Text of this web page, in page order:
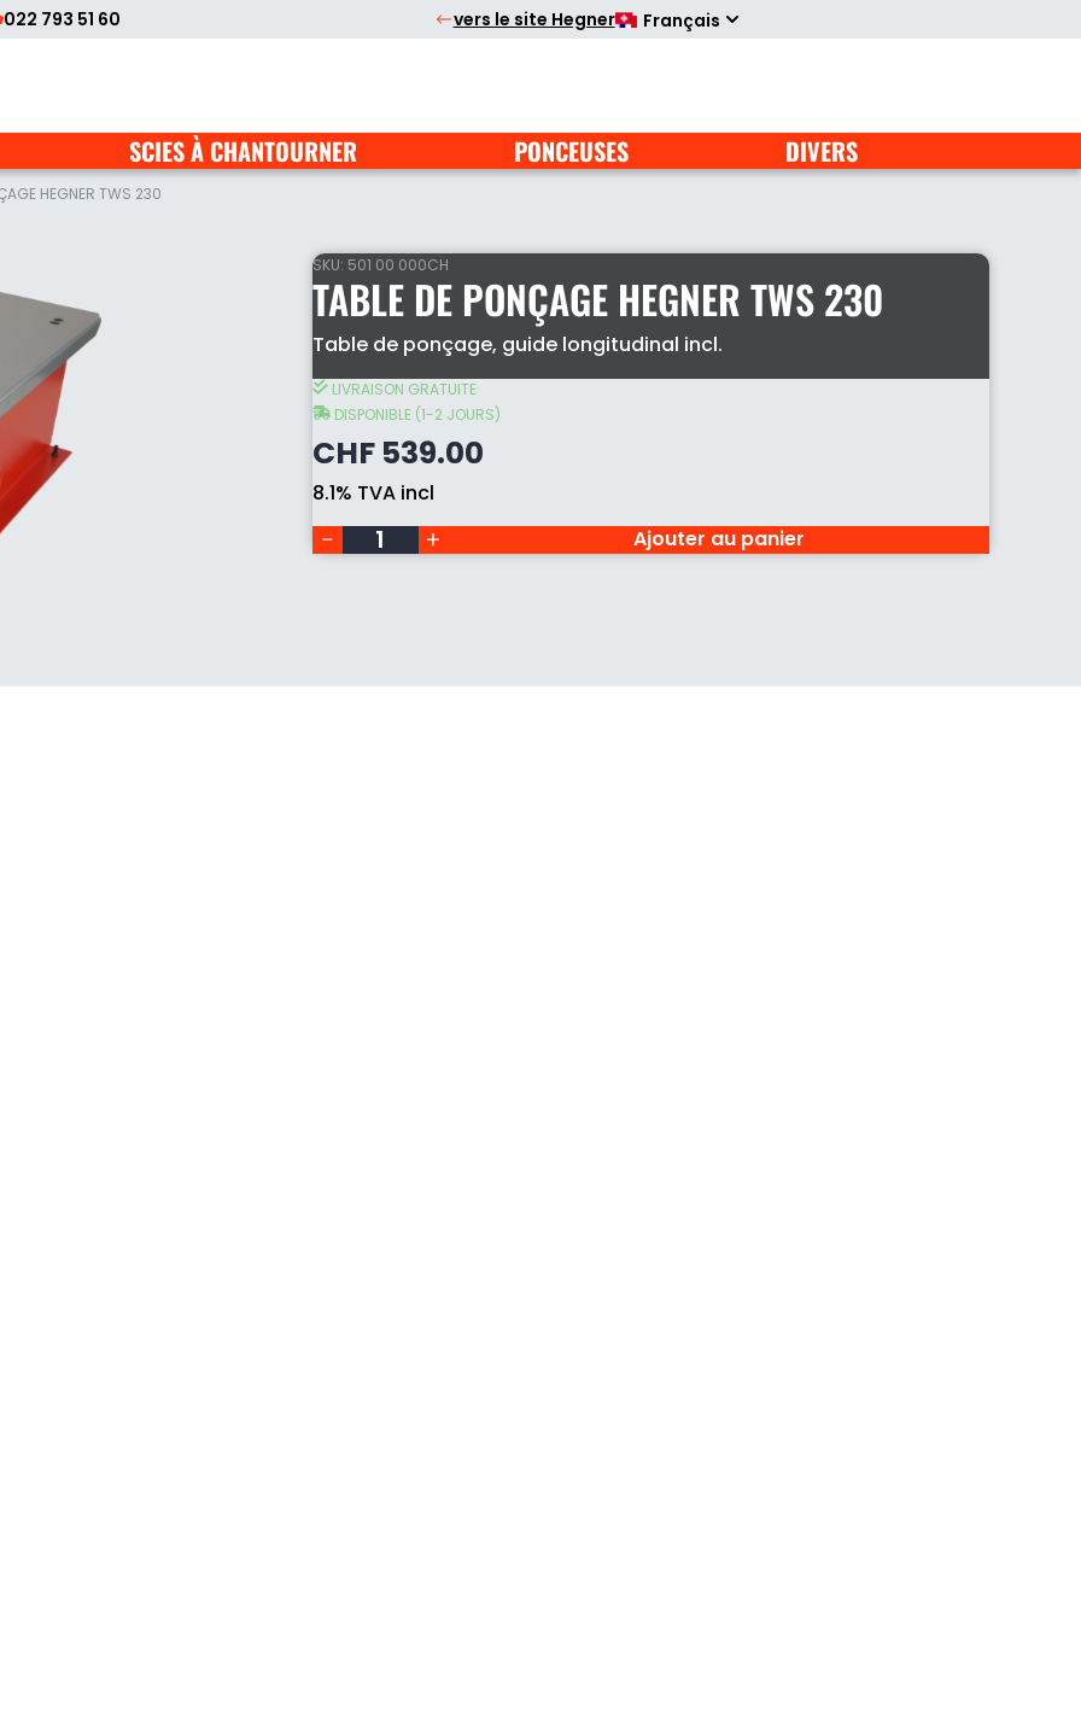
022 793 51 60 vers le site Hegner Français
SCIES À CHANTOURNER PONCEUSES DIVERS
HEGNER TWS 230
SKU: 501 00 000CH
TABLE DE PONÇAGE HEGNER TWS 230
Table de ponçage, guide longitudinal incl.
LIVRAISON GRATUITE
DISPONIBLE (1-2 JOURS)
CHF539.00
8.1% TVA incl
Table
de
ponçage
Hegner
TWS
quantity
Ajouter au panier